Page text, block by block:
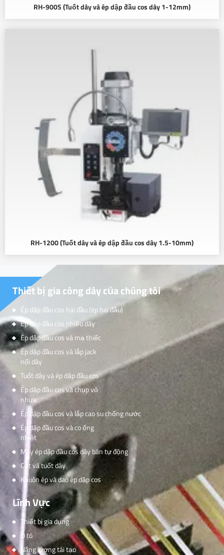
RH-900S (Tuốt dây và ép dập đầu cos dây 1-12mm)
RH-1200 (Tuốt dây và ép dập đầu cos dây 1.5-10mm)
Thiết bị gia công dây của chúng tôi
Ép dập đầu cos hai đầu (ép hai đầu)
Ép dập đầu cos nhiều dây
Ép dập đầu cos và mạ thiếc
Ép dập đầu cos và lắp jack
nối dây
Tuốt dây và ép dập đầu cos
Ép dập đầu cos và chụp vỏ
nhựa
Ép dập đầu cos và lắp cao su chống nước
Ép dập đầu cos và co ống
nhiệt
Máy ép dập đầu cos dây bán tự động
Cắt và tuốt dây
Khuôn ép và dao ép dập cos
Lĩnh Vực
Thiết bị gia dụng
Ô tô
Năng lượng tái tạo